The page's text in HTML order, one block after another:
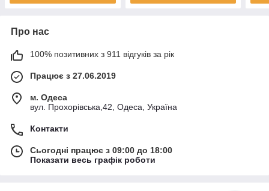
Про нас
100% позитивних з 911 відгуків за рік
Працює з 27.06.2019
м. Одеса
вул. Прохорівська,42, Одеса, Україна
Контакти
Сьогодні працює з 09:00 до 18:00
Показати весь графік роботи